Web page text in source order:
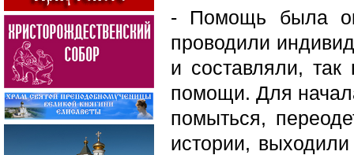
- Помощь была
проводили
и составляли,
помощи. Для
помыться,
истории,